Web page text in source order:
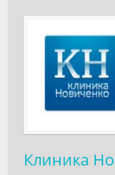
Клиника